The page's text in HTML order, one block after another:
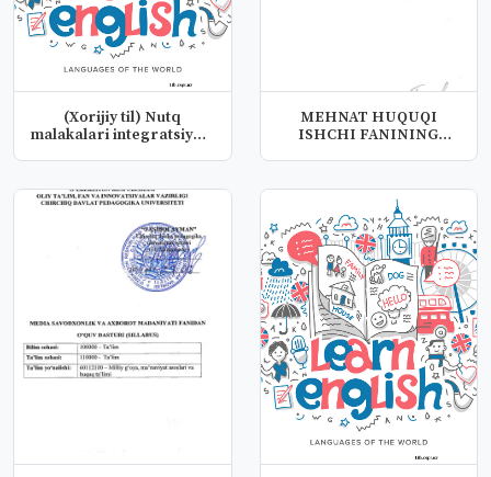
(Xorijiy til) Nutq
malakalari integratsiyasi
MEHNAT HUQUQI
ISHCHI FANINING